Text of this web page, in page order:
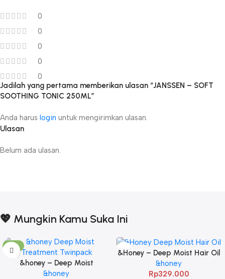
0
0
0
0
0
Ulasan
Belum ada ulasan.
Jadilah yang pertama memberikan ulasan “JANSSEN – SOFT
SOOTHING TONIC 250ML”
Anda harus login untuk mengirimkan ulasan.
💖 Mungkin Kamu Suka Ini
-17%
&honey – Deep Moist
Treatment 445 g Twinpack
&honey
&Honey – Deep Moist Hair Oil
3.0 100ml
&honey
Rp329.000